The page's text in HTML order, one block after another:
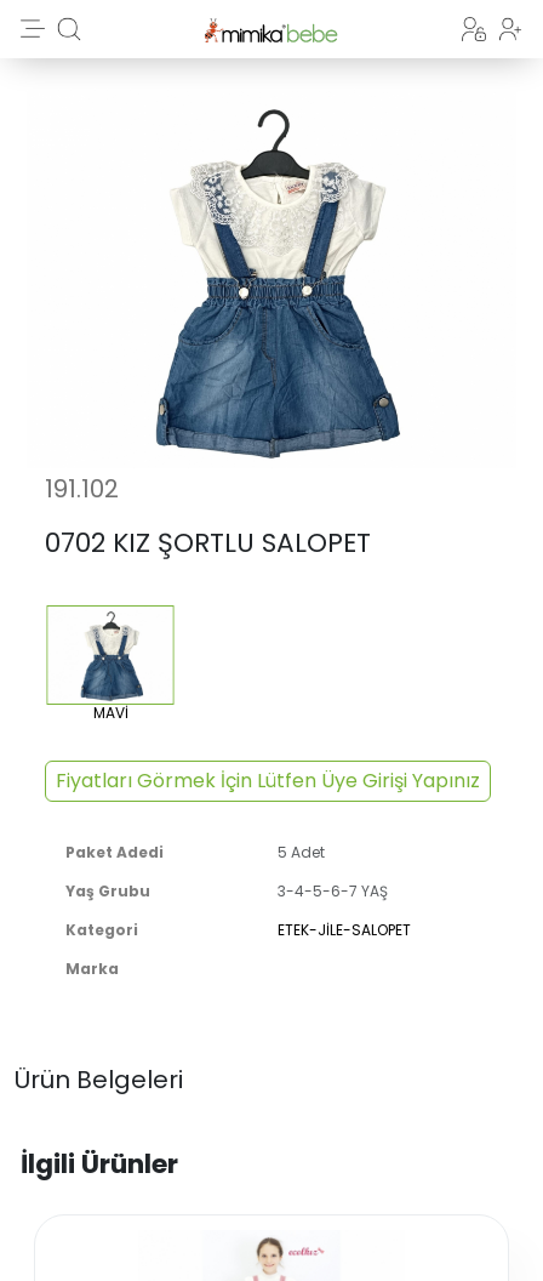
191.102
0702 KIZ ŞORTLU SALOPET
MAVİ
Fiyatları Görmek İçin Lütfen Üye Girişi Yapınız
Paket Adedi
5 Adet
Yaş Grubu
3-4-5-6-7 YAŞ
Kategori
ETEK-JİLE-SALOPET
Marka
Ürün Belgeleri
İlgili Ürünler